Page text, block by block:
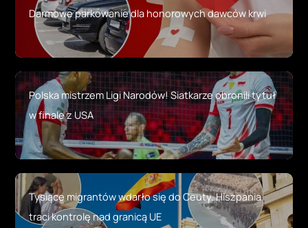
Darmowe parkowanie dla honorowych dawców krwi
Polska mistrzem Ligi Narodów! Siatkarze obronili tytuł
w finale z USA
Tysiące migrantów wdarło się do Ceuty. Hiszpania
traci kontrolę nad granicą UE